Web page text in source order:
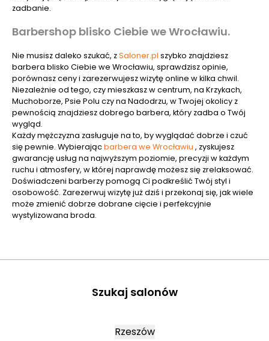
zadbanie.
Barbershop blisko Ciebie we Wrocławiu.
Nie musisz daleko szukać, zSaloner.pl szybko znajdziesz
barbera blisko Ciebie we Wrocławiu, sprawdzisz opinie,
porównasz ceny i zarezerwujesz wizytę online w kilka chwil.
Niezależnie od tego, czy mieszkasz w centrum, na Krzykach,
Muchoborze, Psie Polu czy na Nadodrzu, w Twojej okolicy z
pewnością znajdziesz dobrego barbera, który zadba o Twój
wygląd.
Każdy mężczyzna zasługuje na to, by wyglądać dobrze i czuć
się pewnie. Wybierającbarbera we Wrocławiu , zyskujesz
gwarancję usług na najwyższym poziomie, precyzji w każdym
ruchu i atmosfery, w której naprawdę możesz się zrelaksować.
Doświadczeni barberzy pomogą Ci podkreślić Twój styl i
osobowość. Zarezerwuj wizytę już dziś i przekonaj się, jak wiele
może zmienić dobrze dobrane cięcie i perfekcyjnie
wystylizowana broda.
Szukaj salonów
Rzeszów